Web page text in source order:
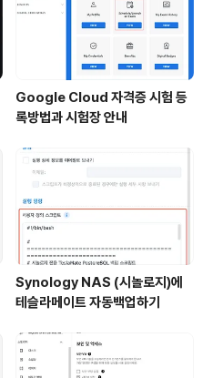
Google Cloud 자격증 시험 등
록방법과 시험장 안내
Synology NAS (시놀로지)에
테슬라메이트 자동백업하기